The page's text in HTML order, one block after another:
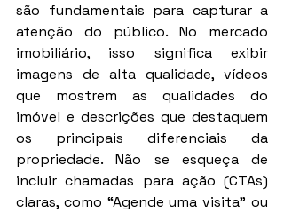
são fundamentais para capturar a
atenção do público. No mercado
imobiliário, isso significa exibir
imagens de alta qualidade, vídeos
que mostrem as qualidades do
imóvel e descrições que destaquem
os principais diferenciais da
propriedade. Não se esqueça de
incluir chamadas para ação (CTAs)
claras, como “Agende uma visita” ou